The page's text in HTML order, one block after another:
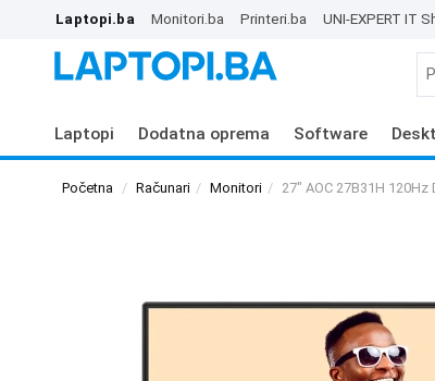
Laptopi.ba Monitori.ba Printeri.ba UNI-EXPERT IT
Laptopi Dodatna oprema Software
Početna Računari Monitori 27" AOC 27B31H 120Hz